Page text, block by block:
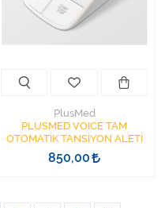
PlusMed
PLUSMED VOICE TAM
OTOMATİK TANSİYON ALETİ
850,00